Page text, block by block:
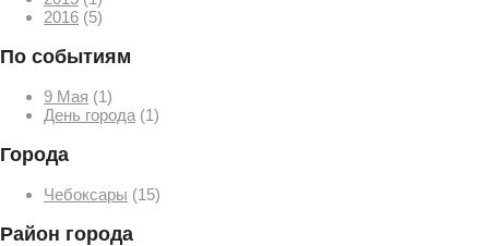
2016 (5)
По событиям
9 Мая (1)
День города (1)
Города
Чебоксары (15)
Район города